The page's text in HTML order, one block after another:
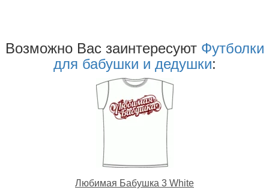
Возможно Ваc заинтересуют Футболки
для бабушки и дедушки:
Любимая Бабушка 3 White